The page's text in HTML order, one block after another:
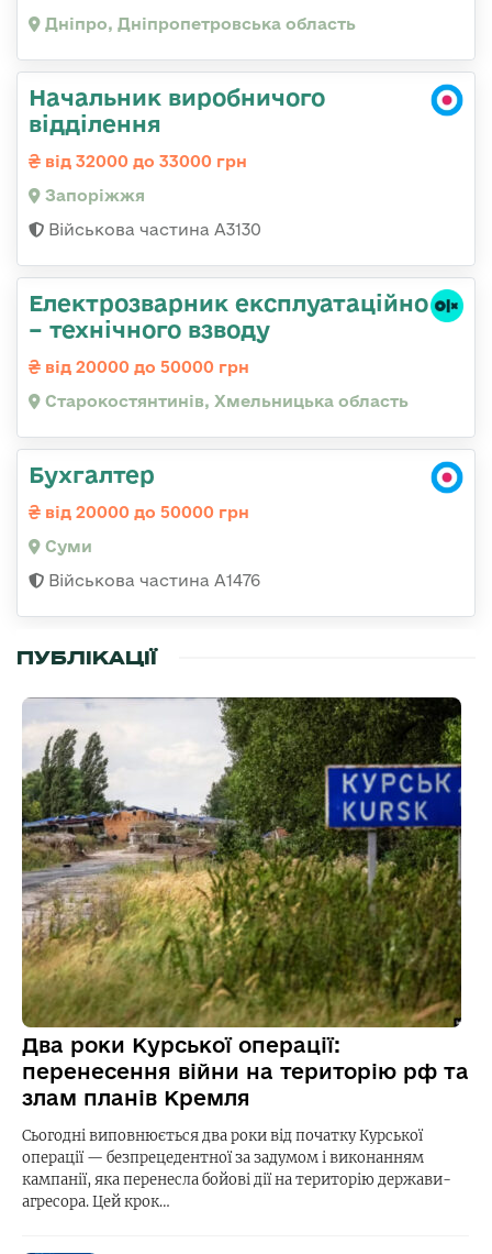
Дніпро, Дніпропетровська область
Начальник виробничого
відділення
від 32000 до 33000 грн
Запоріжжя
Військова частина А3130
Електрозварник експлуатаційно
– технічного взводу
від 20000 до 50000 грн
Старокостянтинів, Хмельницька область
Бухгалтер
від 20000 до 50000 грн
Суми
Військова частина А1476
ПУБЛІКАЦІЇ
Два роки Курської операції:
перенесення війни на територію рф та
злам планів Кремля
Сьогодні виповнюється два роки від початку Курської
операції — безпрецедентної за задумом і виконанням
кампанії, яка перенесла бойові дії на територію держави-
агресора. Цей крок…